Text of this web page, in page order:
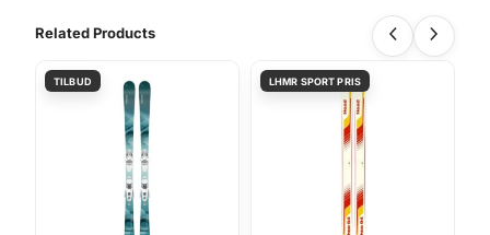
Related Products